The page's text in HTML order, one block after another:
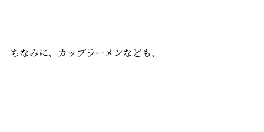
ちなみに、カップラーメンなども、